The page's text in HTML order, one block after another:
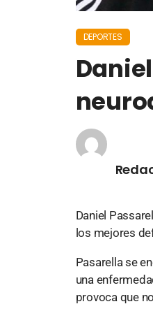
DEPORTES
Daniel
los mejores
Pasarella se
una
provoca que